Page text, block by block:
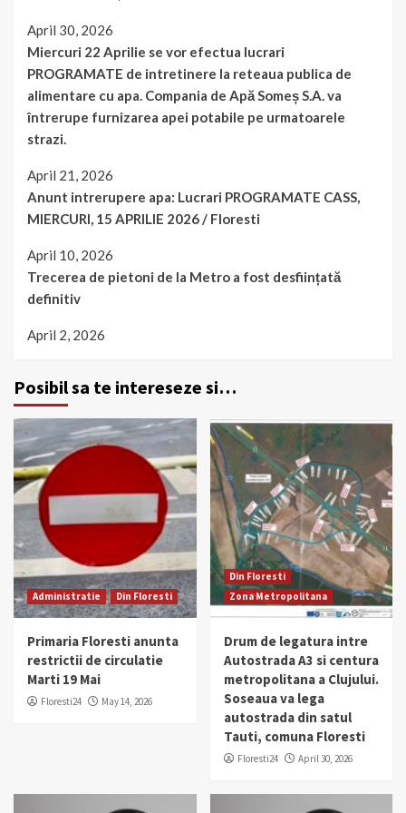
April 30, 2026
Miercuri 22 Aprilie se vor efectua lucrari
PROGRAMATE de intretinere la reteaua publica de
alimentare cu apa. Compania de Apă Someș S.A. va
întrerupe furnizarea apei potabile pe urmatoarele
strazi.
April 21, 2026
Anunt intrerupere apa: Lucrari PROGRAMATE CASS,
MIERCURI, 15 APRILIE 2026 / Floresti
April 10, 2026
Trecerea de pietoni de la Metro a fost desființată
definitiv
April 2, 2026
Posibil sa te intereseze si…
Administratie Din Floresti
Primaria Floresti anunta
restrictii de circulatie
Marti 19 Mai
Floresti24 May 14, 2026
Din Floresti
Zona Metropolitana
Drum de legatura intre
Autostrada A3 si centura
metropolitana a Clujului.
Soseaua va lega
autostrada din satul
Tauti, comuna Floresti
Floresti24 April 30, 2026